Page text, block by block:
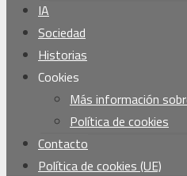
IA
Sociedad
Historias
Cookies
Más información
Política de cookies
Contacto
Política de cookies (UE)